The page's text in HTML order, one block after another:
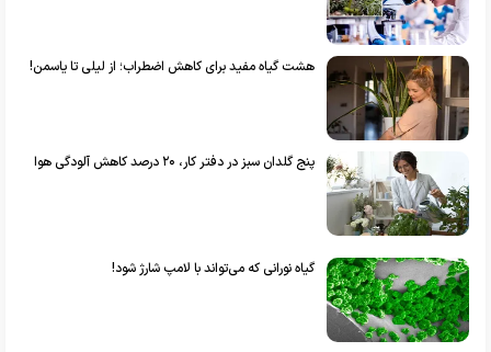
هشت گیاه مفید برای کاهش اضطراب؛ از لیلی تا یاسمن!
پنج گلدان سبز در دفتر کار، ۲۰ درصد کاهش آلودگی هوا
گیاه نورانی که می‌تواند با لامپ شارژ شود!